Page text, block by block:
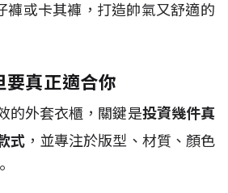
褲或卡其褲，打造帥氣又舒適的
真正適合你
的外套衣櫃，關鍵是投資幾件真
式，並專注於版型、材質、顏色